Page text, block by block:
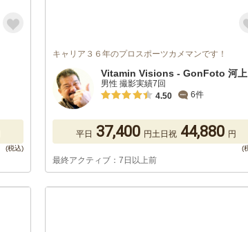
キャリア３６年のプロスポーツカメマンです！
Vitamin Visions - GonFoto 河上
男性 撮影実績7回
4.50
6件
平日 37,400 円土日祝 44,880 円
最終アクティブ：7日以上前